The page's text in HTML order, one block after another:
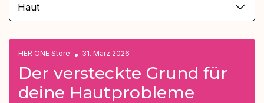
Haut
HER ONE Store 31. März 2026
Der versteckte Grund für
deine Hautprobleme